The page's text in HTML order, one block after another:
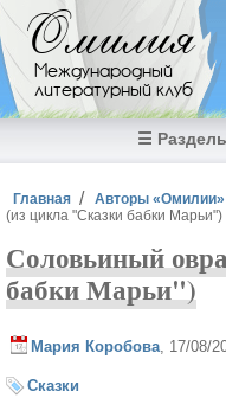
Перейти к основному
Омилия
Международный
литературный клуб
☰
Вы здесь
Главная Авторы «Омилии»
(из цикла "Сказки бабки Марьи")
Соловьиный
бабки Марьи")
Мария Коробова , 17/08/
Сказки